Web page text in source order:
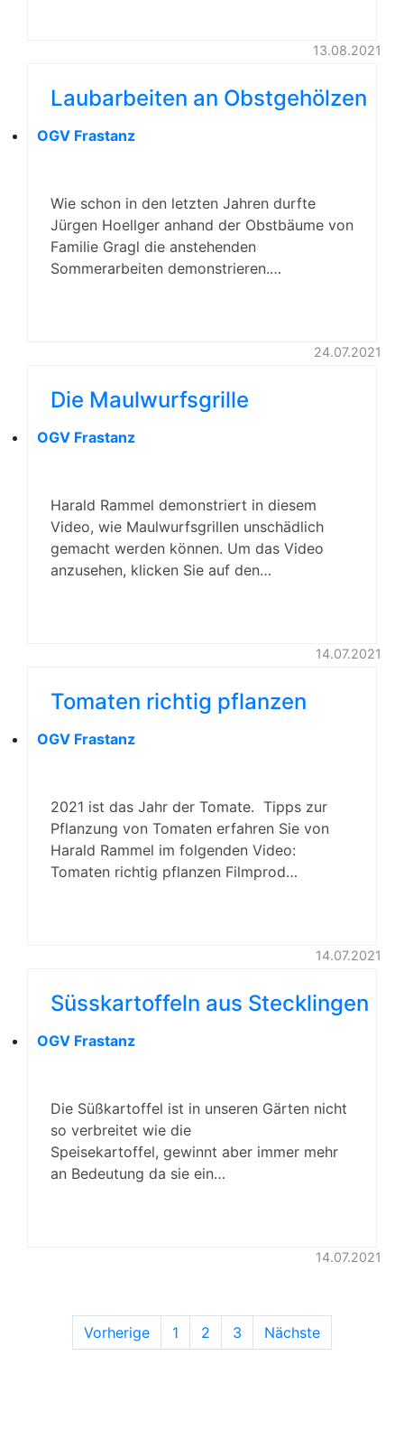
13.08.2021
Laubarbeiten an Obstgehölzen
OGV Frastanz
Wie schon in den letzten Jahren durfte
Jürgen Hoellger anhand der Obstbäume von
Familie Gragl die anstehenden
Sommerarbeiten demonstrieren.…
24.07.2021
Die Maulwurfsgrille
OGV Frastanz
Harald Rammel demonstriert in diesem
Video, wie Maulwurfsgrillen unschädlich
gemacht werden können. Um das Video
anzusehen, klicken Sie auf den…
14.07.2021
Tomaten richtig pflanzen
OGV Frastanz
2021 ist das Jahr der Tomate. Tipps zur
Pflanzung von Tomaten erfahren Sie von
Harald Rammel im folgenden Video:
Tomaten richtig pflanzen Filmprod…
14.07.2021
Süsskartoffeln aus Stecklingen
OGV Frastanz
Die Süßkartoffel ist in unseren Gärten nicht
so verbreitet wie die
Speisekartoffel, gewinnt aber immer mehr
an Bedeutung da sie ein…
14.07.2021
Vorherige 1 2 3 Nächste